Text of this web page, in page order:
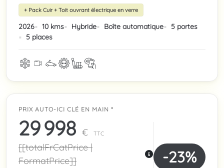
+ Pack Cuir + Toit ouvrant électrique en verre
2026 10 kms Hybride Boîte automatique
5 portes
5 places
PRIX AUTO-ICI CLÉ EN MAIN *
29 998 € TTC
[[totalFrCatPrice |
FormatPrice]]
-23%